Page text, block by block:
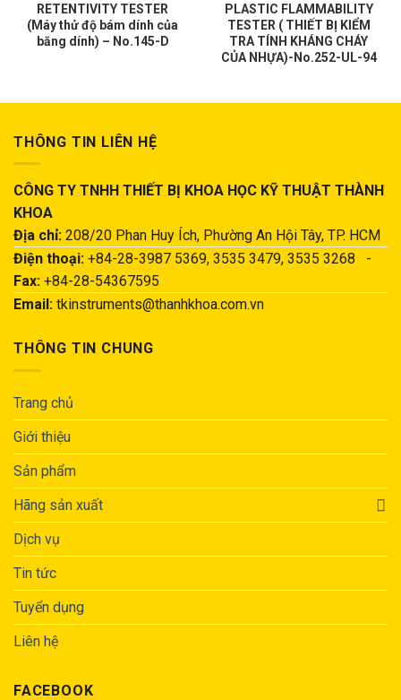
RETENTIVITY TESTER
(Máy thử độ bám dính của
băng dính) – No.145-D
PLASTIC FLAMMABILITY
TESTER ( THIẾT BỊ KIỂM
TRA TÍNH KHÁNG CHÁY
CỦA NHỰA)-No.252-UL-94
THÔNG TIN LIÊN HỆ
CÔNG TY TNHH THIẾT BỊ KHOA HỌC KỸ THUẬT THÀNH
KHOA
Địa chỉ: 208/20 Phan Huy Ích, Phường An Hội Tây, TP. HCM
Điện thoại: +84-28-3987 5369, 3535 3479, 3535 3268 -
Fax: +84-28-54367595
Email: tkinstruments@thanhkhoa.com.vn
THÔNG TIN CHUNG
Trang chủ
Giới thiệu
Sản phẩm
Hãng sản xuất
Dịch vụ
Tin tức
Tuyển dụng
Liên hệ
FACEBOOK